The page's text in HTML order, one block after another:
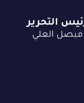
التحرير
فيصل العلي